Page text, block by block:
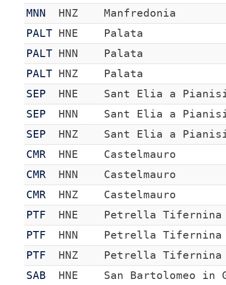
MNN
HNZ
Manfredonia
PALT
HNE
Palata
PALT
HNN
Palata
PALT
HNZ
Palata
SEP
HNE
Sant Elia a
SEP
HNN
Sant Elia a
SEP
HNZ
Sant Elia a
CMR
HNE
Castelmauro
CMR
HNN
Castelmauro
CMR
HNZ
Castelmauro
PTF
HNE
Petrella Tifernina
PTF
HNN
Petrella Tifernina
PTF
HNZ
Petrella Tifernina
SAB
HNE
San Bartolomeo in